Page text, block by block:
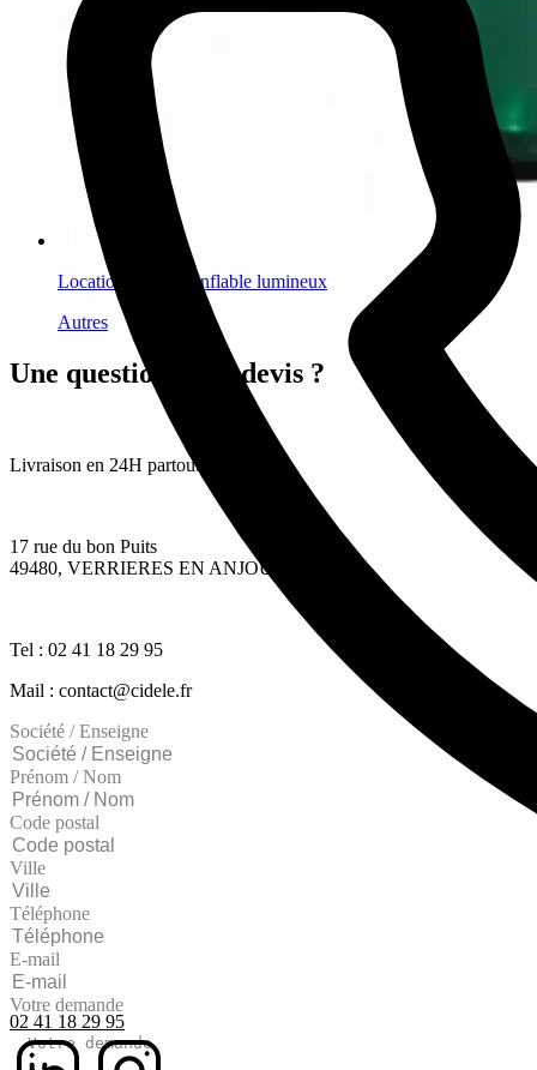
Location cactus gonflable lumineux
Autres
Une question ? Un devis ?
Livraison en 24H partout en France
17 rue du bon Puits
49480, VERRIERES EN ANJOU
Tel : 02 41 18 29 95
Mail : contact@cidele.fr
Société / Enseigne
Prénom / Nom
Code postal
Ville
Téléphone
E-mail
Votre demande
02 41 18 29 95